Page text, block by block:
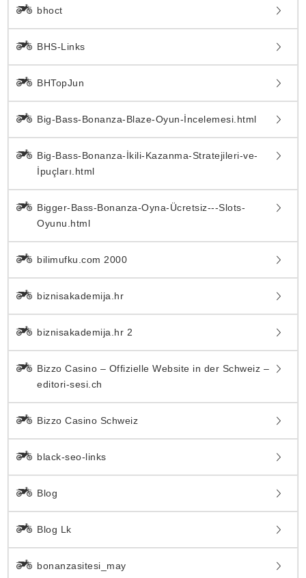
bhoct
BHS-Links
BHTopJun
Big-Bass-Bonanza-Blaze-Oyun-İncelemesi.html
Big-Bass-Bonanza-İkili-Kazanma-Stratejileri-ve-
İpuçları.html
Bigger-Bass-Bonanza-Oyna-Ücretsiz---Slots-
Oyunu.html
bilimufku.com 2000
biznisakademija.hr
biznisakademija.hr 2
Bizzo Casino – Offizielle Website in der Schweiz –
editori-sesi.ch
Bizzo Casino Schweiz
black-seo-links
Blog
Blog Lk
bonanzasitesi_may